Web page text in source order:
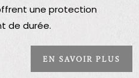
une protection
de durée.
EN SAVOIR PLUS